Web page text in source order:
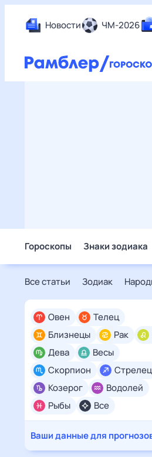
Новости ЧМ-2026
Гороскопы Знаки зодиака
Все статьи Зодиак
Все
Овен
Телец
Близнецы
Рак
Дева
Весы
Скорпион
Стрелец
Козерог
Водолей
Рыбы
Ваши данные для